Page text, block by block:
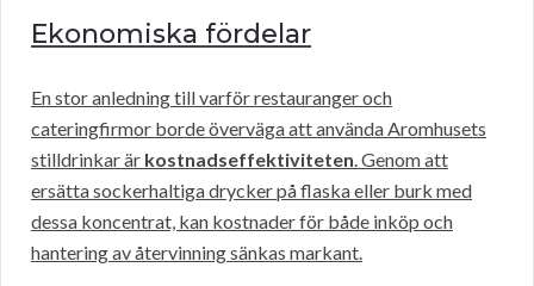
Ekonomiska fördelar
En stor anledning till varför restauranger och
cateringfirmor borde överväga att använda Aromhusets
stilldrinkar är kostnadseffektiviteten. Genom att
ersätta sockerhaltiga drycker på flaska eller burk med
dessa koncentrat, kan kostnader för både inköp och
hantering av återvinning sänkas markant.